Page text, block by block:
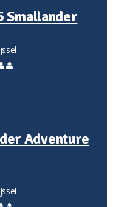
Smallander
Adventure